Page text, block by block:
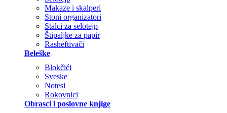
Makaze i skalperi
Stoni organizatori
Stalci za selotejp
Štipaljke za papir
Rasheftivači
Beleške
Blokčići
Sveske
Notesi
Rokovnici
Obrasci i poslovne knjige